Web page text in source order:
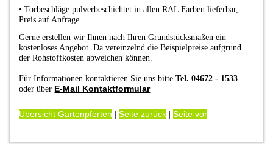
• Torbeschläge pulverbeschichtet in allen RAL Farben lieferbar,
Preis auf Anfrage.
Gerne erstellen wir Ihnen nach Ihren Grundstücksmaßen ein
kostenloses Angebot. Da vereinzelnd die Beispielpreise aufgrund
der Rohstoffkosten abweichen können.
Für Informationen kontaktieren Sie uns bitteTel. 04672 - 1533
oder über E-Mail Kontaktformular
Übersicht Gartenpforten |Seite zurück |Seite vor